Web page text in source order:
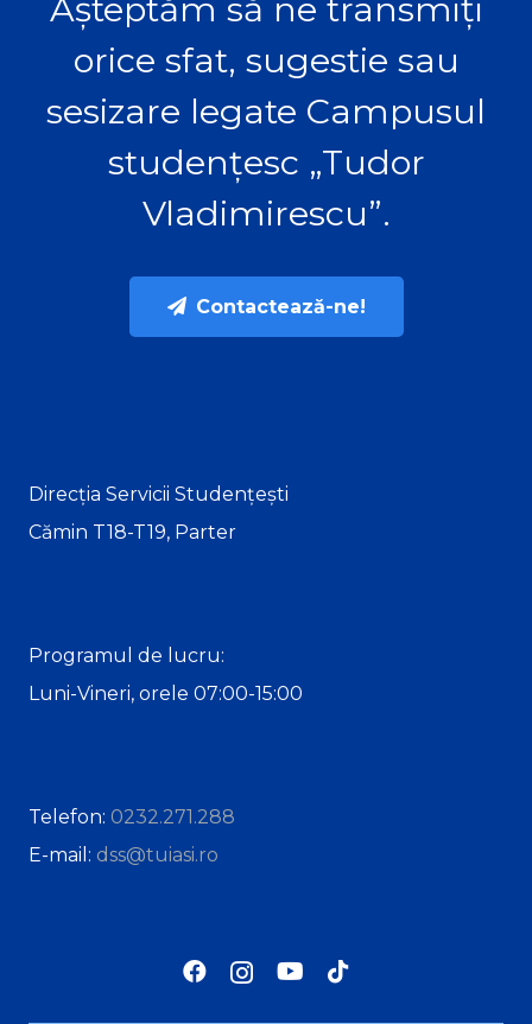
Așteptăm să ne transmiți
orice sfat, sugestie sau
sesizare legate Campusul
studențesc „Tudor
Vladimirescu”.
Contactează-ne!
Direcția Servicii Studențești
Cămin T18-T19, Parter
Programul de lucru:
Luni-Vineri, orele 07:00-15:00
Telefon: 0232.271.288
E-mail: dss@tuiasi.ro